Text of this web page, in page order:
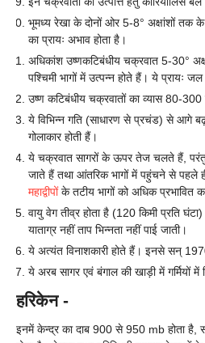
भूमध्य रेखा के दोनों ओर 5-8° अक्षांशों तक के
का प्रायः अभाव होता है।
अधिकांश उष्णकटिबंधीय चक्रवात 5-30°
पश्चिमी भागों में उत्पन्न होते हैं। ये प्रायः
उष्ण कटिबंधीय चक्रवातों का व्यास 80-300
ये विभिन्न गति (साधारण से प्रचंड) से आगे
गोलाकार होती हैं।
ये चक्रवात सागरों के ऊपर तेज चलते हैं,
जाते हैं तथा आंतरिक भागों में पहुंचने से पहले
महाद्वीपोंके तटीय भागों को अधिक प्रभावित
वायु वेग तीव्र होता है (120 किमी प्रति
याताग्र नहीं ताप भिन्नता नहीं पाई जाती।
ये अत्यंत विनाशकारी होते हैं। इनसे सन्
ये अरब सागर एवं बंगाल की खाड़ी में गर्मियों में
हरिकेन -
इनमें केन्द्र का दाब 900 से 950 mb होता है,